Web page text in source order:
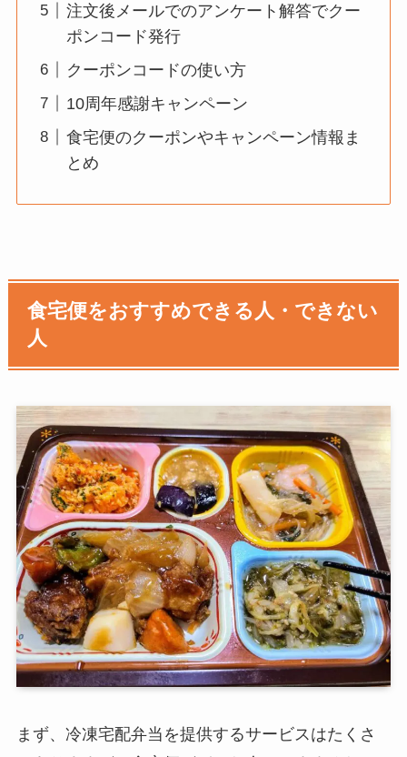
注文後メールでのアンケート解答でクー
ポンコード発行
クーポンコードの使い方
10周年感謝キャンペーン
食宅便のクーポンやキャンペーン情報ま
とめ
食宅便をおすすめできる人・できない
人
まず、冷凍宅配弁当を提供するサービスはたくさ